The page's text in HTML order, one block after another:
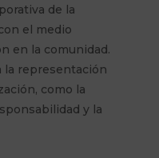
de la
el medio
en la comunidad.
la representación
como la
y la